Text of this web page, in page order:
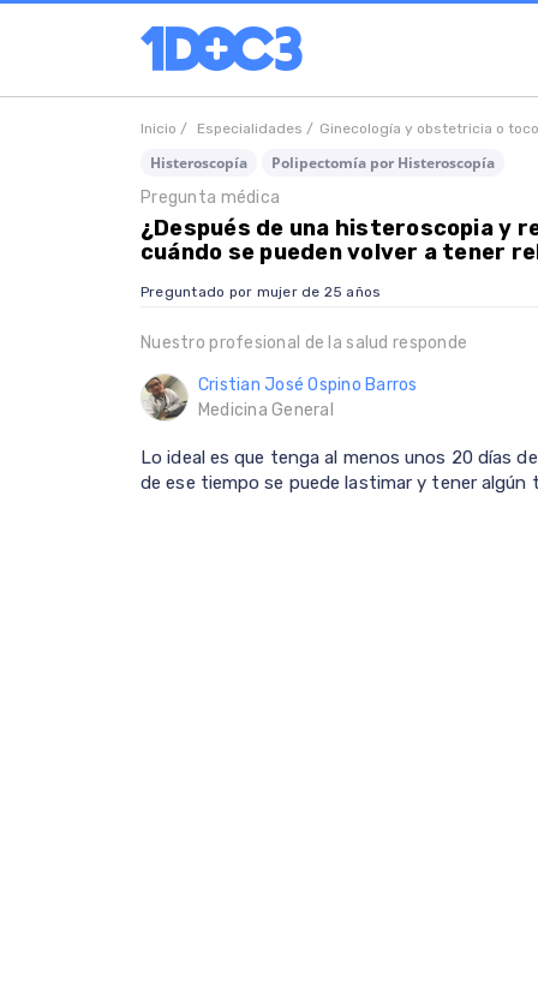
Inicio / Especialidades / Ginecología y obstetricia o
Histeroscopía
Polipectomía por Histeroscopía
Pregunta médica
¿Después de una histeroscopia y
cuándo se pueden volver a tener
Preguntado por mujer de 25 años
Nuestro profesional de la salud responde
Cristian José Ospino Barros
Medicina General
Lo ideal es que tenga al menos unos 20 días
de ese tiempo se puede lastimar y tener algún